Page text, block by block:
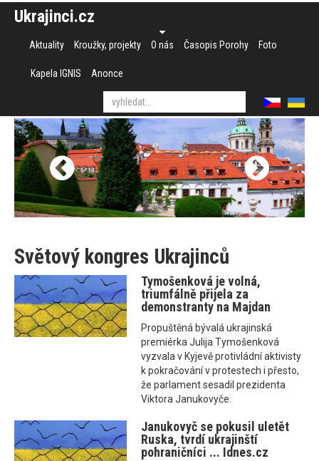
Ukrajinci.cz
Aktuality Kroužky, projekty O nás Časopis Porohy Foto
Kapela IGNIS Anonce
Světový kongres Ukrajinců
Tymošenková je volná,
triumfálně přijela za
demonstranty na Majdan
Propuštěná bývalá ukrajinská
premiérka Julija Tymošenková
vyzvala v Kyjevě protivládní aktivisty
k pokračování v protestech i přesto,
že parlament sesadil prezidenta
Viktora Janukovyče.
Janukovyč se pokusil uletět
Ruska, tvrdí ukrajinští
pohraničníci ... Idnes.cz